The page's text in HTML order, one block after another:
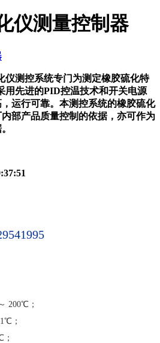
仪测量控制器
仪测控系统专门为测定橡胶硫化特
用先进的PID控温技术和开关电源
运行可靠。本测控系统的橡胶硫化
部产品质量控制的依据，亦可作为
200℃；
；